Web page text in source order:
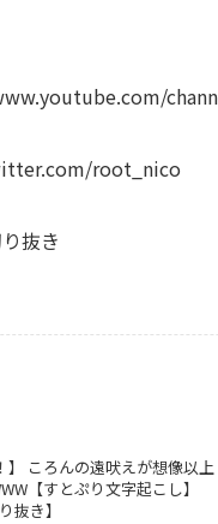
root_nico
抜き
】 ころんの遠吠えが想像以上
【すとぷり文字起こし】
抜き】